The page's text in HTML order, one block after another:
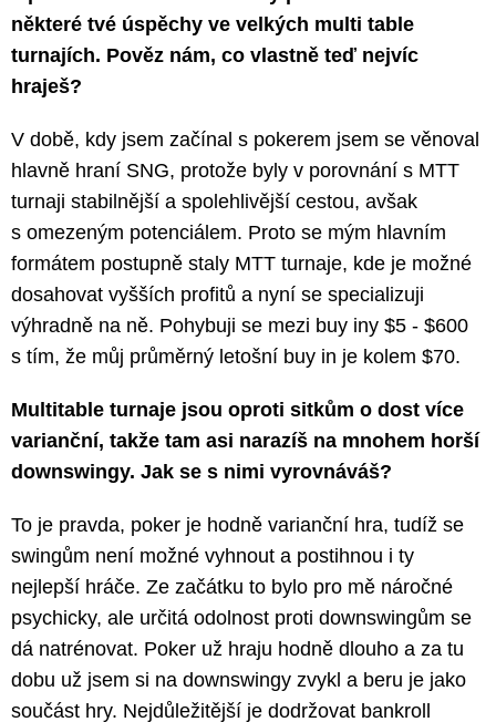
některé tvé úspěchy ve velkých multi table
turnajích. Pověz nám, co vlastně teď nejvíc
hraješ?
V době, kdy jsem začínal s pokerem jsem se věnoval
hlavně hraní SNG, protože byly v porovnání s MTT
turnaji stabilnější a spolehlivější cestou, avšak
s omezeným potenciálem. Proto se mým hlavním
formátem postupně staly MTT turnaje, kde je možné
dosahovat vyšších profitů a nyní se specializuji
výhradně na ně. Pohybuji se mezi buy iny $5 - $600
s tím, že můj průměrný letošní buy in je kolem $70.
Multitable turnaje jsou oproti sitkům o dost více
varianční, takže tam asi narazíš na mnohem horší
downswingy. Jak se s nimi vyrovnáváš?
To je pravda, poker je hodně varianční hra, tudíž se
swingům není možné vyhnout a postihnou i ty
nejlepší hráče. Ze začátku to bylo pro mě náročné
psychicky, ale určitá odolnost proti downswingům se
dá natrénovat. Poker už hraju hodně dlouho a za tu
dobu už jsem si na downswingy zvykl a beru je jako
součást hry. Nejdůležitější je dodržovat bankroll